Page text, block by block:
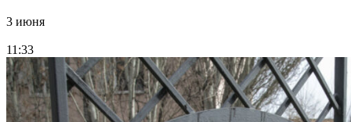
3 июня
11:33